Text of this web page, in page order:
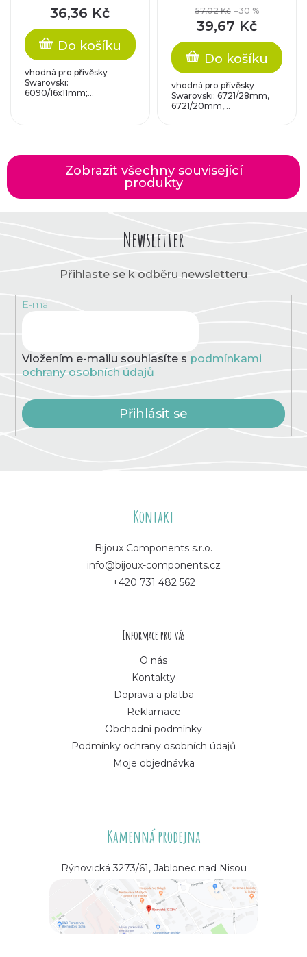
36,36 Kč
Do košíku
vhodná pro přívěsky
Swarovski:
6090/16x11mm;...
57,02 Kč –30 %
39,67 Kč
Do košíku
vhodná pro přívěsky
Swarovski: 6721/28mm,
6721/20mm,...
Zobrazit všechny související
produkty
Newsletter
Přihlaste se k odběru newsletteru
E-mail
Vložením e-mailu souhlasíte s podmínkami
ochrany osobních údajů
Přihlásit se
Kontakt
Bijoux Components s.r.o.
info@bijoux-components.cz
+420 731 482 562
Informace pro vás
O nás
Kontakty
Doprava a platba
Reklamace
Obchodní podmínky
Podmínky ochrany osobních údajů
Moje objednávka
Kamenná prodejna
Rýnovická 3273/61, Jablonec nad Nisou